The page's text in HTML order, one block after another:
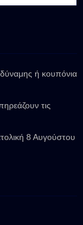
δύναμης ή κουπόνια
τις
8 Αυγούστου